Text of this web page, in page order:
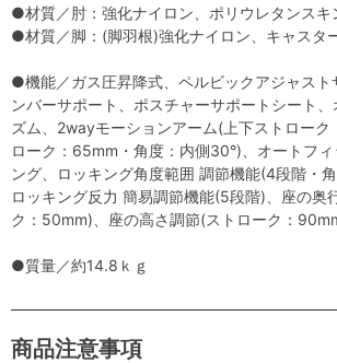
●材質／肘：強化ナイロン、ポリウレタンスキ
●材質／脚：(脚羽根)強化ナイロン、キャスタ
●機能／ガス圧昇降式、ペルビックアジャスト
ンバーサポート、ポスチャーサポートシート
ズム、2wayモーションアーム(上下ストローク
ローク：65mm・角度：内側30°)、オートフ
ング、ロッキング角度範囲 調節機能(4段階・
ロッキング反力 簡易調節機能(5段階)、座の奥
ク：50mm)、座の高さ調節(ストローク：
●質量／約14.8ｋｇ
商品注意事項